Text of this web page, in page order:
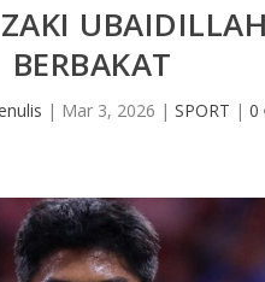
BERBAKAT
| Mar 3, 2026 |SPORT |0